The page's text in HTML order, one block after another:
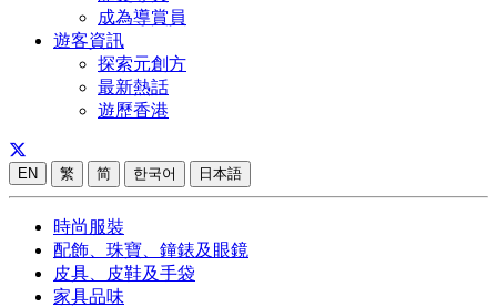
成為導賞員
遊客資訊
探索元創方
最新熱話
遊歷香港
EN 繁 简 한국어 日本語
時尚服裝
配飾、珠寶、鐘錶及眼鏡
皮具、皮鞋及手袋
家具品味